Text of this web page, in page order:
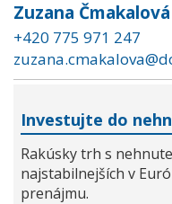
Zuzana Čmakalová
+420 775 971 247
Investujte do
Rakúsky trh s
najstabilnejších v
prenájmu.